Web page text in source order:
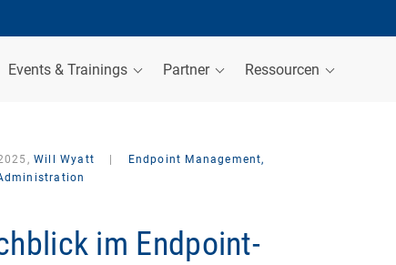
Events & Trainings Partner Ressourcen
Will Wyatt
Endpoint Management,
im Endpoint-